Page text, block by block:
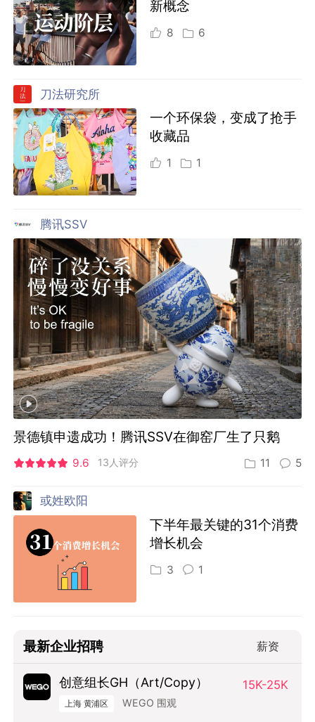
新概念
8 6
刀法研究所
一个环保袋，变成了抢手
收藏品
1 1
腾讯SSV
景德镇申遗成功！腾讯SSV在御窑厂生了只鹅
9.6 13人评分 11 5
或姓欧阳
下半年最关键的31个消费
增长机会
3 1
最新企业招聘 薪资
创意组长GH（Art/Copy） 15K-25K
上海 黄浦区 WEGO 围观